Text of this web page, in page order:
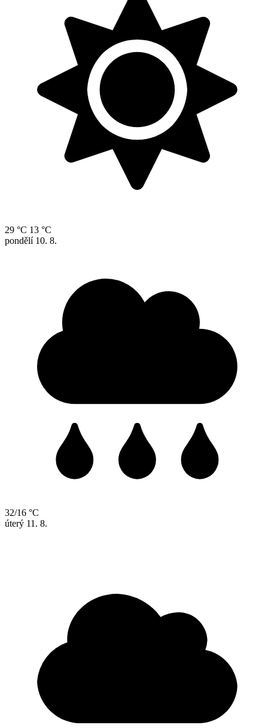
29 °C 13 °C
pondělí 10. 8.
32/16 °C
úterý 11. 8.